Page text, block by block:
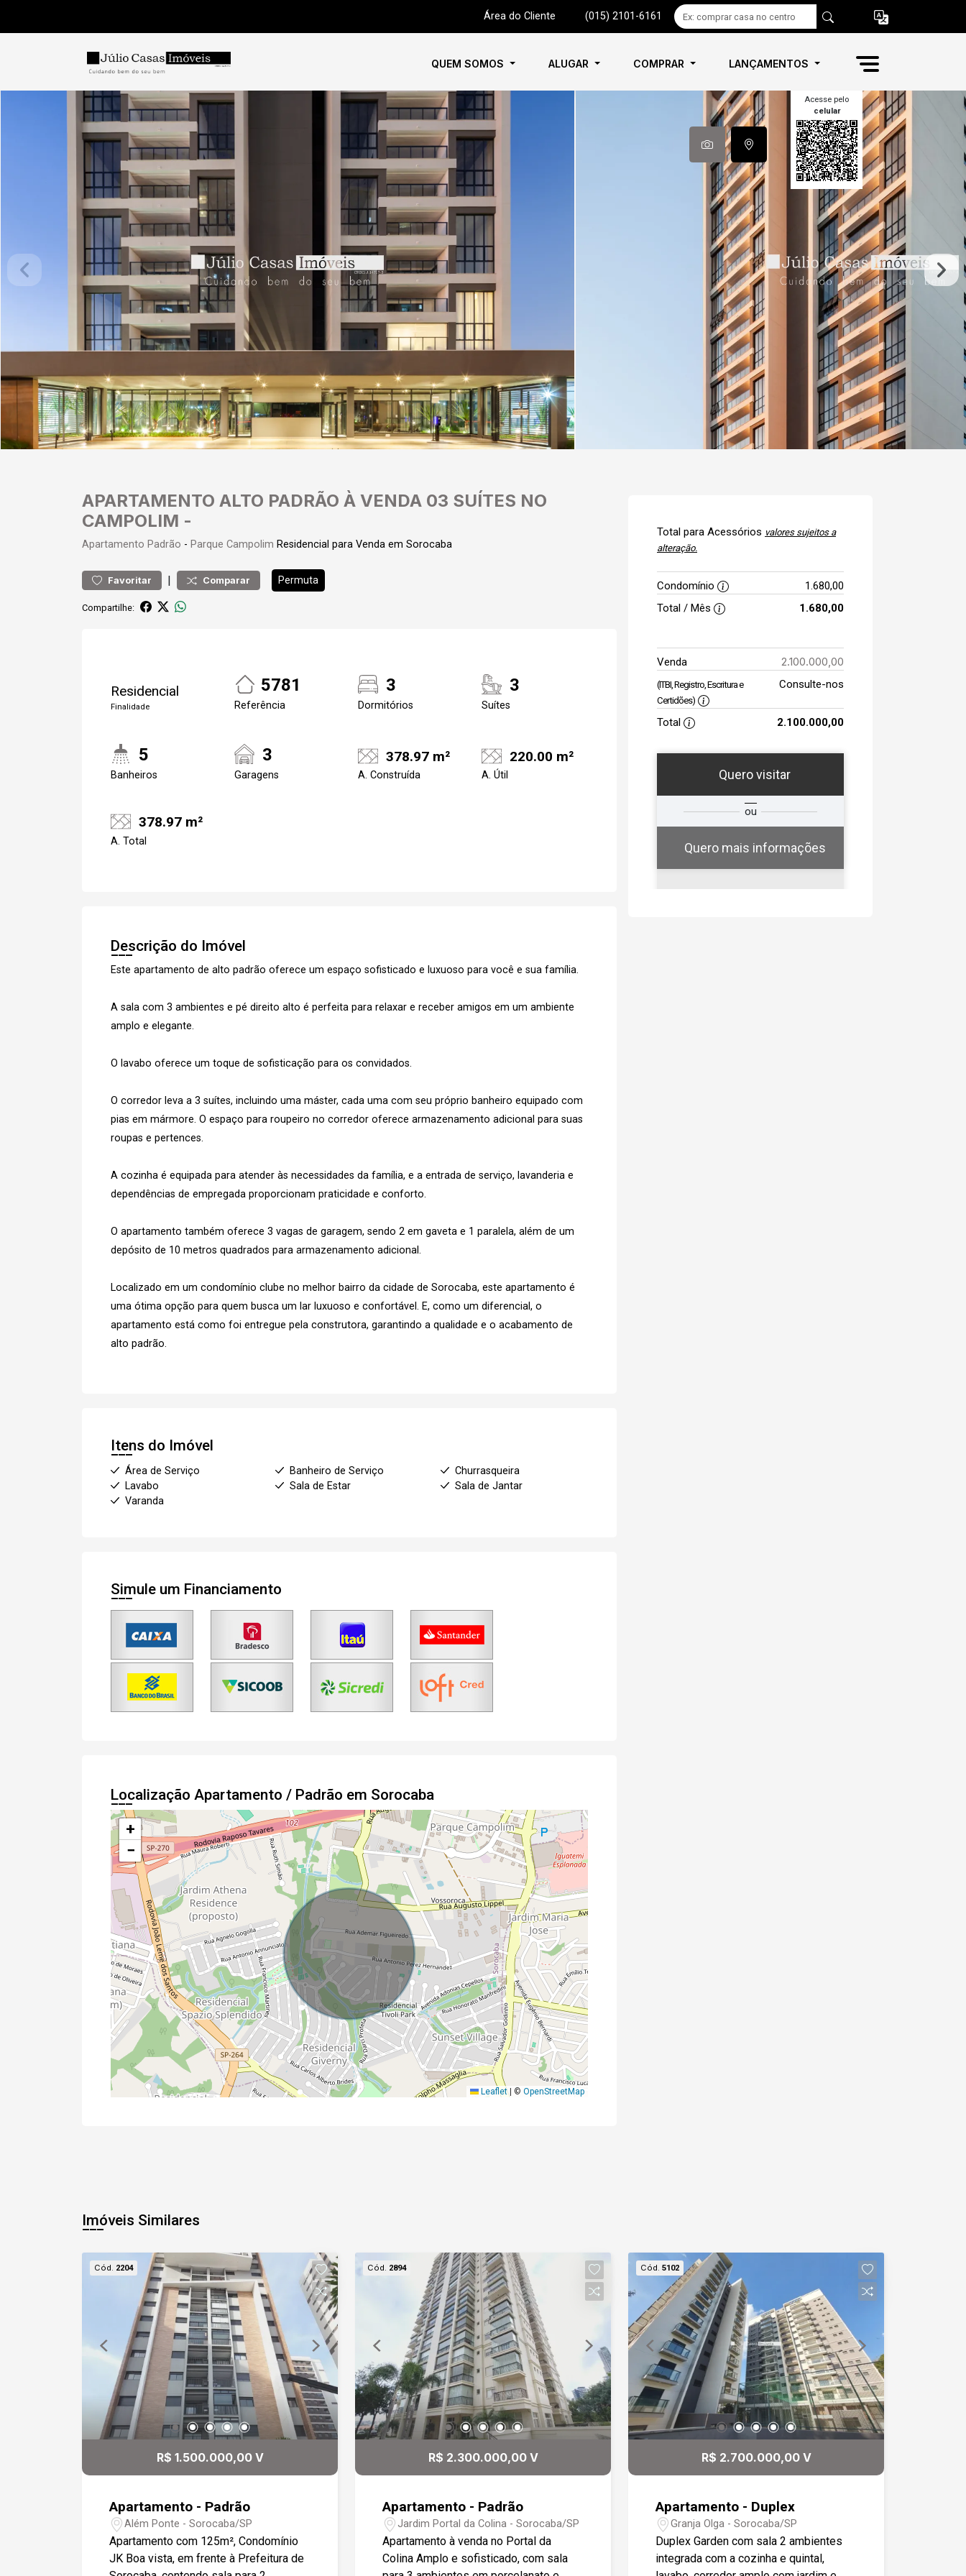
Área do Cliente (015) 2101-6161
QUEM SOMOS ALUGAR COMPRAR LANÇAMENTOS
Acesse pelo
celular
APARTAMENTO ALTO PADRÃO À VENDA 03 SUÍTES NO
CAMPOLIM -
Apartamento Padrão - Parque Campolim Residencial para Venda em Sorocaba
Favoritar | Comparar Permuta
Compartilhe:
Residencial
Finalidade
5781
Referência
3
Dormitórios
3
Suítes
5
Banheiros
3
Garagens
378.97 m²
A. Construída
220.00 m²
A. Útil
378.97 m²
A. Total
Descrição do Imóvel
Este apartamento de alto padrão oferece um espaço sofisticado e luxuoso para você e sua família.
A sala com 3 ambientes e pé direito alto é perfeita para relaxar e receber amigos em um ambiente
amplo e elegante.
O lavabo oferece um toque de sofisticação para os convidados.
O corredor leva a 3 suítes, incluindo uma máster, cada uma com seu próprio banheiro equipado com
pias em mármore. O espaço para roupeiro no corredor oferece armazenamento adicional para suas
roupas e pertences.
A cozinha é equipada para atender às necessidades da família, e a entrada de serviço, lavanderia e
dependências de empregada proporcionam praticidade e conforto.
O apartamento também oferece 3 vagas de garagem, sendo 2 em gaveta e 1 paralela, além de um
depósito de 10 metros quadrados para armazenamento adicional.
Localizado em um condomínio clube no melhor bairro da cidade de Sorocaba, este apartamento é
uma ótima opção para quem busca um lar luxuoso e confortável. E, como um diferencial, o
apartamento está como foi entregue pela construtora, garantindo a qualidade e o acabamento de
alto padrão.
Itens do Imóvel
Área de Serviço Banheiro de Serviço
Churrasqueira
Lavabo
Sala de Estar
Sala de Jantar
Varanda
Simule um Financiamento
Localização Apartamento / Padrão em Sorocaba
+
−
Leaflet | © OpenStreetMap
Total para Acessórios valores sujeitos a
alteração.
Condomínio
1.680,00
Total / Mês
1.680,00
Venda 2.100.000,00
(ITBI, Registro, Escritura e
Certidões)
Consulte-nos
Total 2.100.000,00
Quero visitar
ou
Quero mais informações
Qual o melhor dia e
horário para você?
No Imóvel
Login
Esqueci minha senha
Concordo com os
Termos
e
Imóveis Similares
Cód. 2204
R$ 1.500.000,00 V
Apartamento - Padrão
Além Ponte - Sorocaba/SP
Apartamento com 125m², Condomínio
JK Boa vista, em frente à Prefeitura de
Cód. 2894
R$ 2.300.000,00 V
Apartamento - Padrão
Jardim Portal da Colina - Sorocaba/SP
Apartamento à venda no Portal da
Colina Amplo e sofisticado, com sala
Cód. 5102
R$ 2.700.000,00 V
Apartamento - Duplex
Granja Olga - Sorocaba/SP
Duplex Garden com sala 2 ambientes
integrada com a cozinha e quintal,